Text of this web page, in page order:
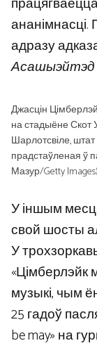
ананімнасці.
адразу
Асашыэйтэд
Джасцін
на стадыёне Скот
Шарлотсвіле,
прадстаўленая ў
Мазур/Getty Images)
У іншым
свой шосты
У
«Цімберлэйк
музыкі, чым
25 гадоў
be may» на